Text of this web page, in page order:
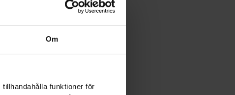
Om
funktioner för